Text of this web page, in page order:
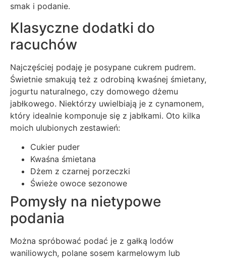
smak i podanie.
Klasyczne dodatki do
racuchów
Najczęściej podaję je posypane cukrem pudrem.
Świetnie smakują też z odrobiną kwaśnej śmietany,
jogurtu naturalnego, czy domowego dżemu
jabłkowego. Niektórzy uwielbiają je z cynamonem,
który idealnie komponuje się z jabłkami. Oto kilka
moich ulubionych zestawień:
Cukier puder
Kwaśna śmietana
Dżem z czarnej porzeczki
Świeże owoce sezonowe
Pomysły na nietypowe
podania
Można spróbować podać je z gałką lodów
waniliowych, polane sosem karmelowym lub